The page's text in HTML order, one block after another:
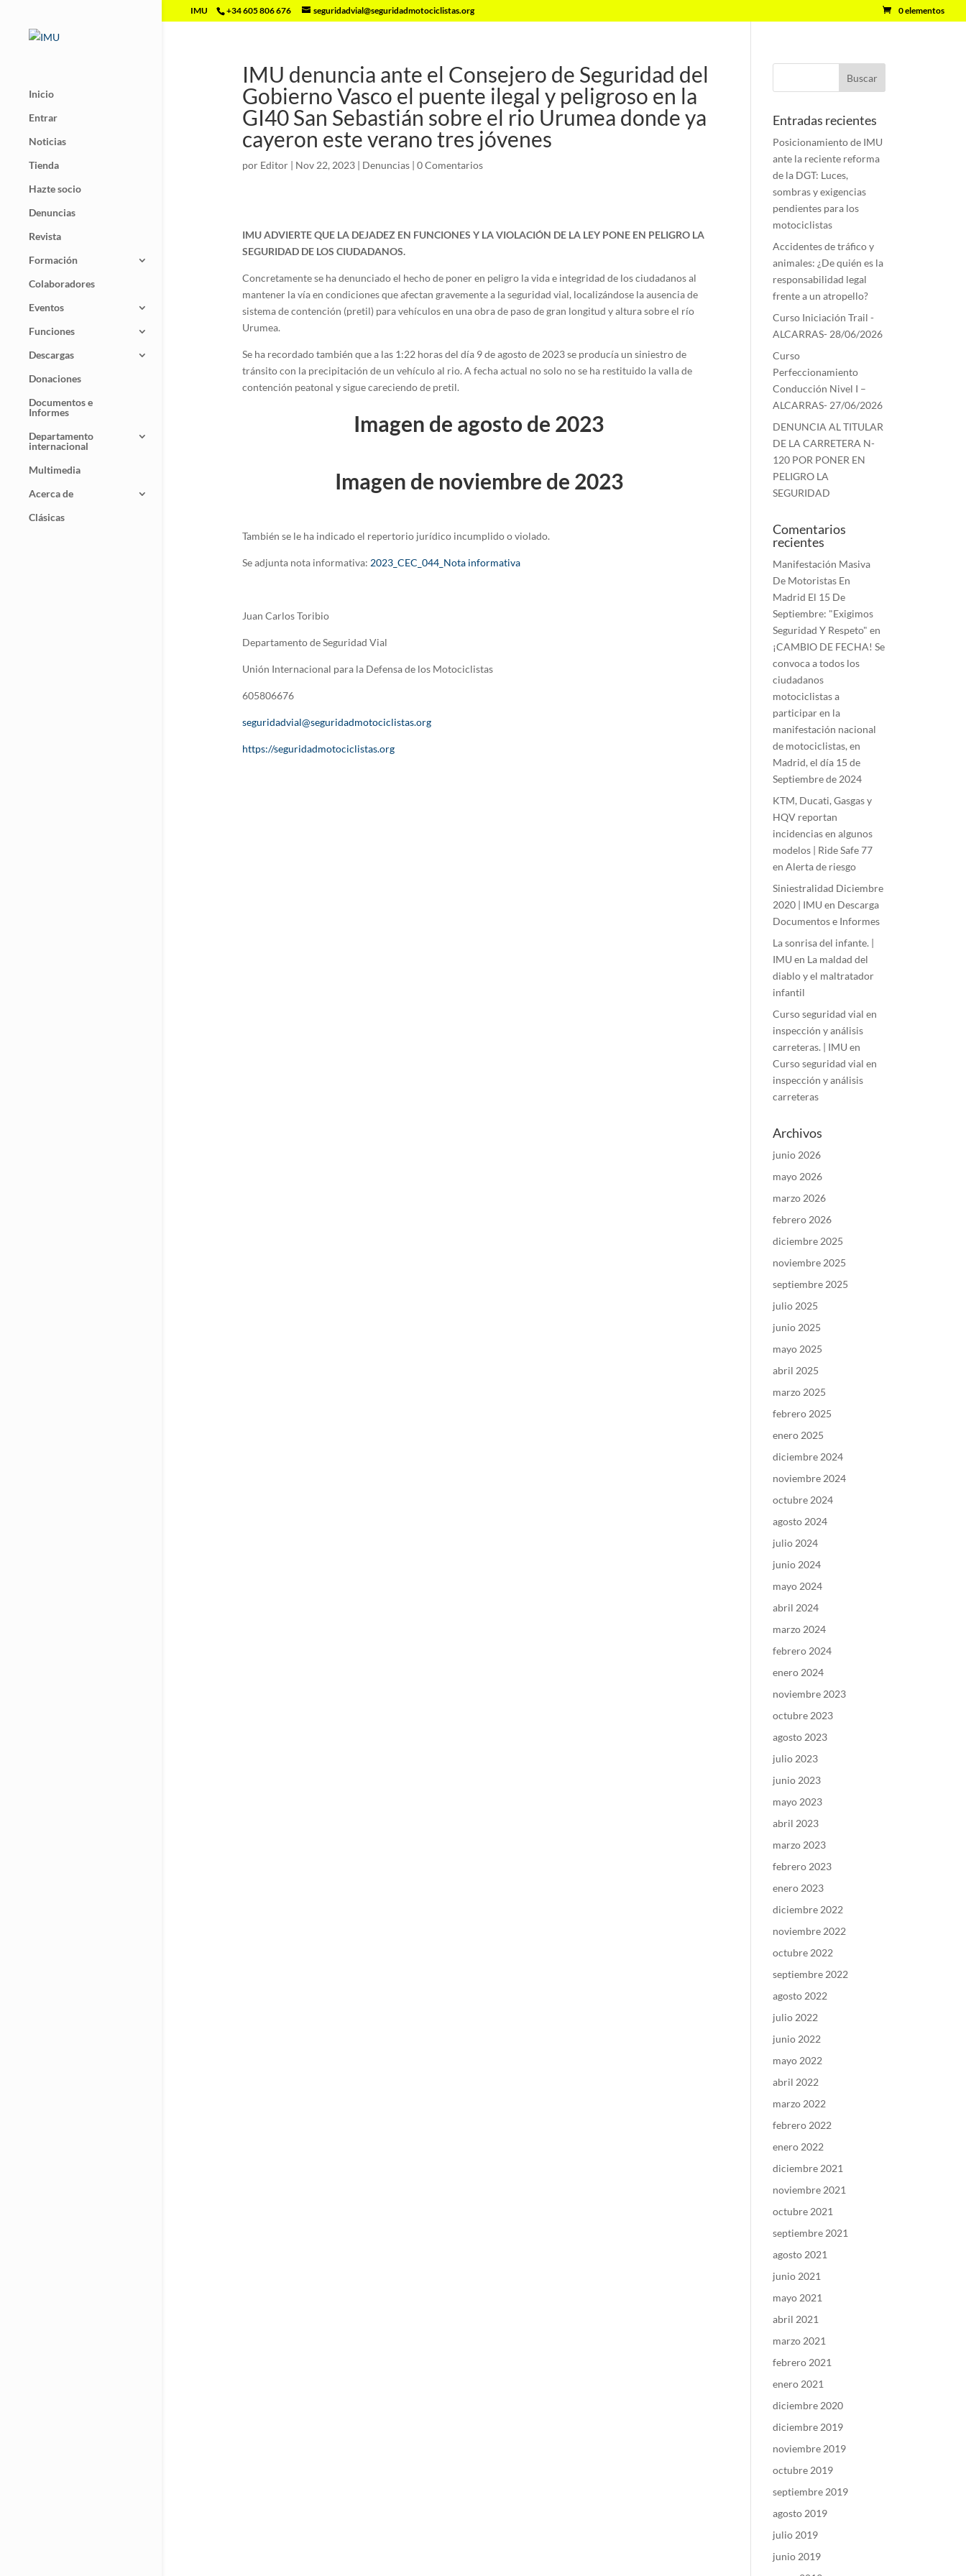
IMU +34 605 806 676 seguridadvial@seguridadmotociclistas.org 0 elementos
Inicio
Entrar
Noticias
Tienda
Hazte socio
Denuncias
Revista
Formación
Colaboradores
Eventos
Funciones
Descargas
Donaciones
Documentos e
Informes
Departamento
internacional
Multimedia
Acerca de
Clásicas
IMU denuncia ante el Consejero de Seguridad del
Gobierno Vasco el puente ilegal y peligroso en la
GI40 San Sebastián sobre el rio Urumea donde ya
cayeron este verano tres jóvenes
por Editor| Nov 22, 2023| Denuncias| 0 Comentarios
IMU ADVIERTE QUE LA DEJADEZ EN FUNCIONES Y LA VIOLACIÓN DE LA LEY PONE EN PELIGRO LA
SEGURIDAD DE LOS CIUDADANOS.
Concretamente se ha denunciado el hecho de poner en peligro la vida e integridad de los ciudadanos al
mantener la vía en condiciones que afectan gravemente a la seguridad vial, localizándose la ausencia de
sistema de contención (pretil) para vehículos en una obra de paso de gran longitud y altura sobre el río
Urumea.
Se ha recordado también que a las 1:22 horas del día 9 de agosto de 2023 se producía un siniestro de
tránsito con la precipitación de un vehículo al rio. A fecha actual no solo no se ha restituido la valla de
contención peatonal y sigue careciendo de pretil.
Imagen de agosto de 2023
Imagen de noviembre de 2023
También se le ha indicado el repertorio jurídico incumplido o violado.
Se adjunta nota informativa: 2023_CEC_044_Nota informativa
Juan Carlos Toribio
Departamento de Seguridad Vial
Unión Internacional para la Defensa de los Motociclistas
605806676
seguridadvial@seguridadmotociclistas.org
https://seguridadmotociclistas.org
Entradas recientes
Posicionamiento de IMU
ante la reciente reforma
de la DGT: Luces,
sombras y exigencias
pendientes para los
motociclistas
Accidentes de tráfico y
animales: ¿De quién es la
responsabilidad legal
frente a un atropello?
Curso Iniciación Trail -
ALCARRAS- 28/06/2026
Curso
Perfeccionamiento
Conducción Nivel I –
ALCARRAS- 27/06/2026
DENUNCIA AL TITULAR
DE LA CARRETERA N-
120 POR PONER EN
PELIGRO LA
SEGURIDAD
Comentarios
recientes
Manifestación Masiva
De Motoristas En
Madrid El 15 De
Septiembre: "Exigimos
Seguridad Y Respeto" en
¡CAMBIO DE FECHA! Se
convoca a todos los
ciudadanos
motociclistas a
participar en la
manifestación nacional
de motociclistas, en
Madrid, el día 15 de
Septiembre de 2024
KTM, Ducati, Gasgas y
HQV reportan
incidencias en algunos
modelos | Ride Safe 77
enAlerta de riesgo
Siniestralidad Diciembre
2020 | IMU en Descarga
Documentos e Informes
La sonrisa del infante. |
IMU en La maldad del
diablo y el maltratador
infantil
Curso seguridad vial en
inspección y análisis
carreteras. | IMU en
Curso seguridad vial en
inspección y análisis
carreteras
Archivos
junio 2026
mayo 2026
marzo 2026
febrero 2026
diciembre 2025
noviembre 2025
septiembre 2025
julio 2025
junio 2025
mayo 2025
abril 2025
marzo 2025
febrero 2025
enero 2025
diciembre 2024
noviembre 2024
octubre 2024
agosto 2024
julio 2024
junio 2024
mayo 2024
abril 2024
marzo 2024
febrero 2024
enero 2024
noviembre 2023
octubre 2023
agosto 2023
julio 2023
junio 2023
mayo 2023
abril 2023
marzo 2023
febrero 2023
enero 2023
diciembre 2022
noviembre 2022
octubre 2022
septiembre 2022
agosto 2022
julio 2022
junio 2022
mayo 2022
abril 2022
marzo 2022
febrero 2022
enero 2022
diciembre 2021
noviembre 2021
octubre 2021
septiembre 2021
agosto 2021
junio 2021
mayo 2021
abril 2021
marzo 2021
febrero 2021
enero 2021
diciembre 2020
diciembre 2019
noviembre 2019
octubre 2019
septiembre 2019
agosto 2019
julio 2019
junio 2019